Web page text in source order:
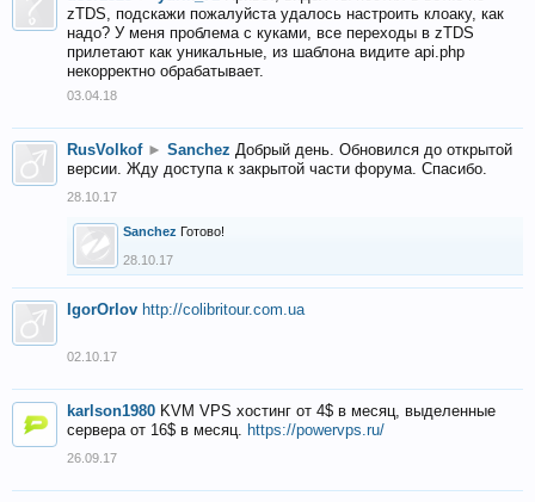
zTDS, подскажи пожалуйста удалось настроить клоаку, как
надо? У меня проблема с куками, все переходы в zTDS
прилетают как уникальные, из шаблона видите api.php
некорректно обрабатывает.
03.04.18
RusVolkof ► Sanchez Добрый день. Обновился до открытой
версии. Жду доступа к закрытой части форума. Спасибо.
28.10.17
Sanchez Готово!
28.10.17
IgorOrlov http://colibritour.com.ua
02.10.17
karlson1980 KVM VPS хостинг от 4$ в месяц, выделенные
сервера от 16$ в месяц. https://powervps.ru/
26.09.17